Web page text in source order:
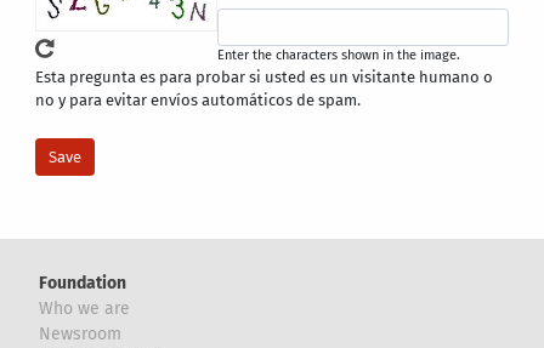
Enter the characters shown in the image.
Esta pregunta es para probar si usted es un visitante humano o
no y para evitar envíos automáticos de spam.
Foundation
Who we are
Newsroom